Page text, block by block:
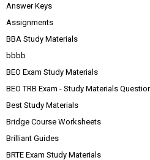
Answer Keys
Assignments
BBA Study Materials
bbbb
BEO Exam Study Materials
BEO TRB Exam - Study Materials
Best Study Materials
Bridge Course Worksheets
Brilliant Guides
BRTE Exam Study Materials